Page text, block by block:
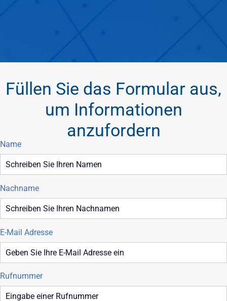
Füllen Sie das Formular aus,
um Informationen
anzufordern
Name
Nachname
E-Mail Adresse
Rufnummer